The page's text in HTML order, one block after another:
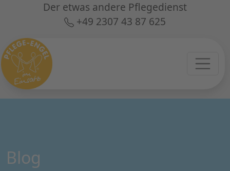
Der etwas andere Pflegedienst
+49 2307 43 87 625
Blog